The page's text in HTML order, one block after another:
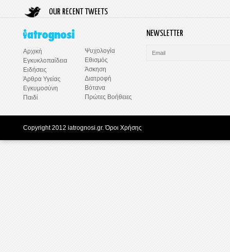
OUR RECENT TWEETS
Αρχική
Εγκυκλοπαίδεια
Ειδήσεις
Άρθρα Υγείας
Εγκυμοσύνη
Παιδί
Ψυχολογία
Εθισμός
Άσκηση
Διατροφή
Βότανα
Πρώτες Βοήθειες
NEWSLETTER
Copyright 2012 iatrognosi.gr.Όροι Χρήσης